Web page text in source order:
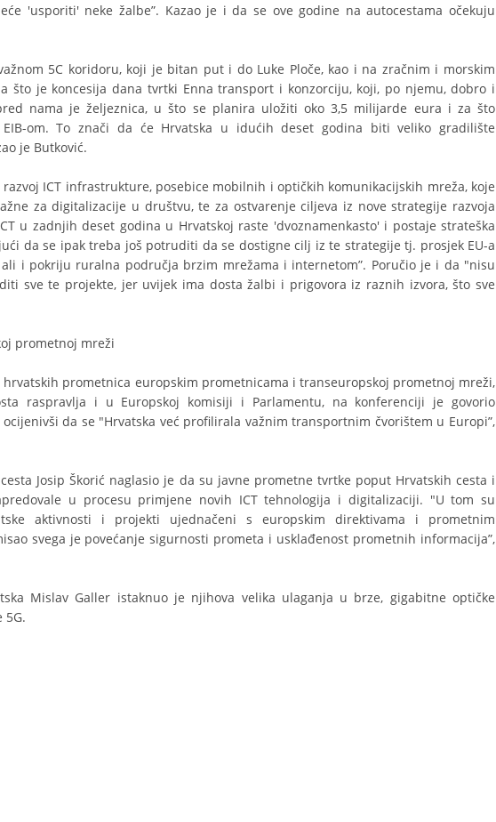
'usporiti' neke žalbe”. Kazao je i da se ove godine na autocestama očekuju
5C koridoru, koji je bitan put i do Luke Ploče, kao i na zračnim i morskim
što je koncesija dana tvrtki Enna transport i konzorciju, koji, po njemu, dobro i
nama je željeznica, u što se planira uložiti oko 3,5 milijarde eura i za što
om. To znači da će Hrvatska u idućih deset godina biti veliko gradilište
je Butković.
ICT infrastrukture, posebice mobilnih i optičkih komunikacijskih mreža, koje
za digitalizacije u društvu, te za ostvarenje ciljeva iz nove strategije razvoja
u zadnjih deset godina u Hrvatskoj raste 'dvoznamenkasto' i postaje strateška
da se ipak treba još potruditi da se dostigne cilj iz te strategije tj. prosjek EU-a
ali i pokriju ruralna područja brzim mrežama i internetom”. Poručio je i da "nisu
sve te projekte, jer uvijek ima dosta žalbi i prigovora iz raznih izvora, što sve
prometnoj mreži
prometnica europskim prometnicama i transeuropskoj prometnoj mreži,
raspravlja i u Europskoj komisiji i Parlamentu, na konferenciji je govorio
da se "Hrvatska već profilirala važnim transportnim čvorištem u Europi”,
Josip Škorić naglasio je da su javne prometne tvrtke poput Hrvatskih cesta i
u procesu primjene novih ICT tehnologija i digitalizaciji. "U tom su
aktivnosti i projekti ujednačeni s europskim direktivama i prometnim
svega je povećanje sigurnosti prometa i usklađenost prometnih informacija”,
Mislav Galler istaknuo je njihova velika ulaganja u brze, gigabitne optičke
5G.